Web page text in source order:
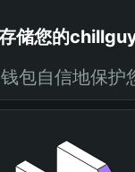
储您的
包自信地保护